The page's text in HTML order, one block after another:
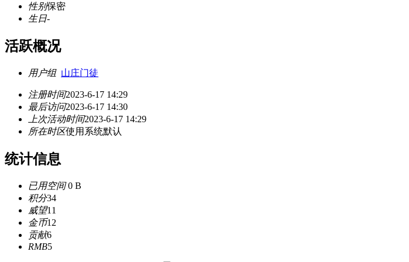
性别保密
生日-
活跃概况
用户组 山庄门徒
注册时间2023-6-17 14:29
最后访问2023-6-17 14:30
上次活动时间2023-6-17 14:29
所在时区使用系统默认
统计信息
已用空间0 B
积分34
威望11
金币12
贡献6
RMB5